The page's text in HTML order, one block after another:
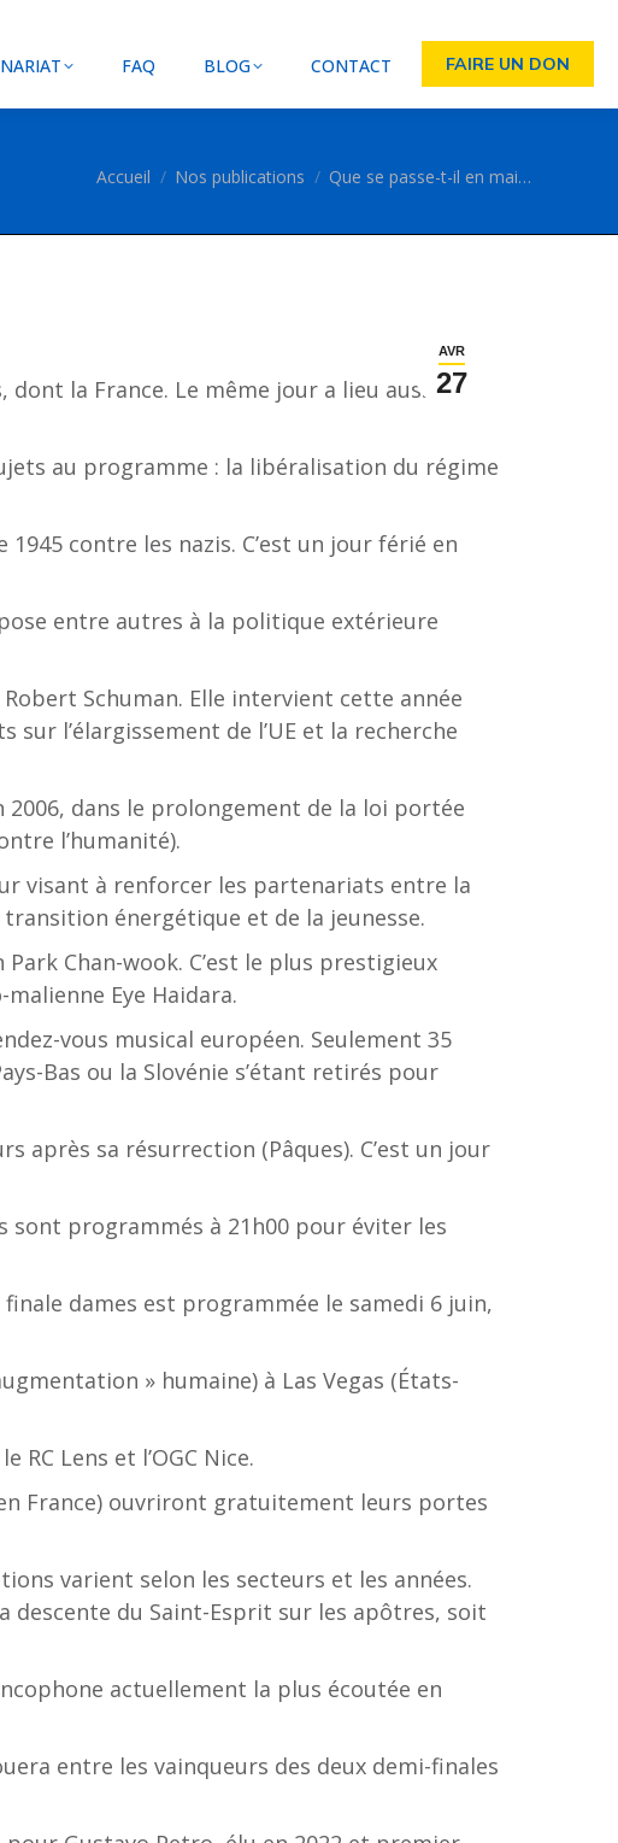
FAQ BLOG CONTACT FAIRE UN DON
Vous êtes ici :
Accueil Nos publications Que se passe-t-il en mai…
AVR
27
la France. Le même jour a lieu aussi la
au programme : la libéralisation du régime
contre les nazis. C’est un jour férié en
entre autres à la politique extérieure
Schuman. Elle intervient cette année
l’élargissement de l’UE et la recherche
2006, dans le prolongement de la loi portée
l’humanité).
visant à renforcer les partenariats entre la
transition énergétique et de la jeunesse.
Chan-wook. C’est le plus prestigieux
Eye Haidara.
vous musical européen. Seulement 35
Bas ou la Slovénie s’étant retirés pour
après sa résurrection (Pâques). C’est un jour
sont programmés à 21h00 pour éviter les
dames est programmée le samedi 6 juin,
» humaine) à Las Vegas (États-
Lens et l’OGC Nice.
France) ouvriront gratuitement leurs portes
varient selon les secteurs et les années.
descente du Saint-Esprit sur les apôtres, soit
actuellement la plus écoutée en
entre les vainqueurs des deux demi-finales